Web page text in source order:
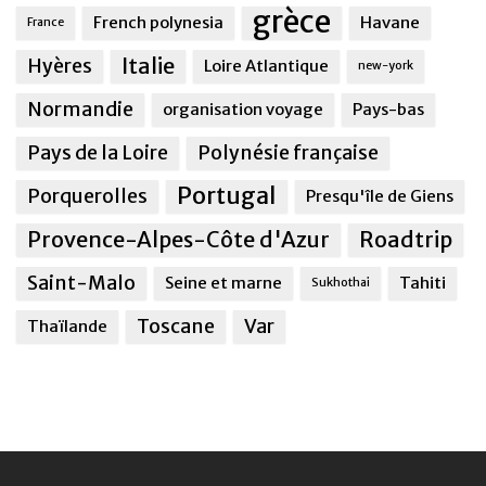
France French polynesia grèce Havane
Hyères Italie Loire Atlantique new-york
Normandie organisation voyage Pays-bas
Pays de la Loire
Polynésie française
Porquerolles
Portugal Presqu'île de Giens
Provence-Alpes-Côte d'Azur Roadtrip
Saint-Malo Seine et marne Sukhothai Tahiti
Thaïlande Toscane Var